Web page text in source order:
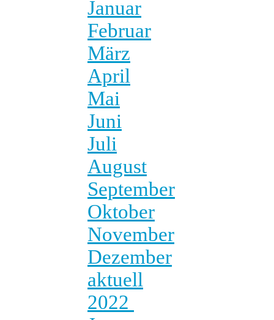
Januar
Februar
März
April
Mai
Juni
Juli
August
September
Oktober
November
Dezember
aktuell
2022